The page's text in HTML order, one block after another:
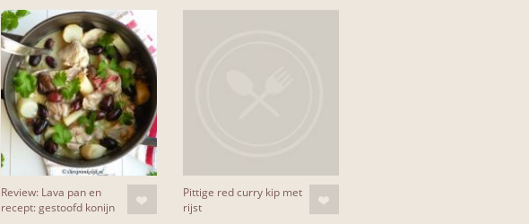
Review: Lava pan en
recept: gestoofd konijn
Pittige red curry kip met
rijst